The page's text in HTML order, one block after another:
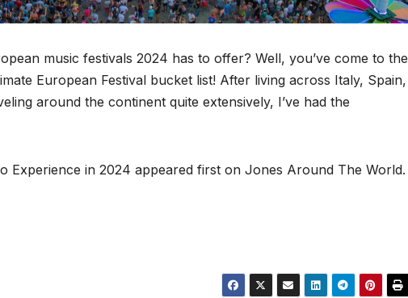
music festivals 2024 has to offer? Well, you’ve come to the
European Festival bucket list! After living across Italy, Spain,
around the continent quite extensively, I’ve had the
Experience in 2024 appeared first on Jones Around The World.